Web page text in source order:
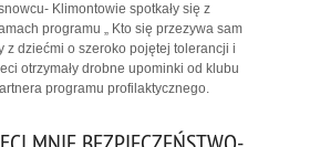
Klimontowie spotkały się z
programu „ Kto się przezywa sam
z dziećmi o szeroko pojętej tolerancji i
otrzymały drobne upominki od klubu
programu profilaktycznego.